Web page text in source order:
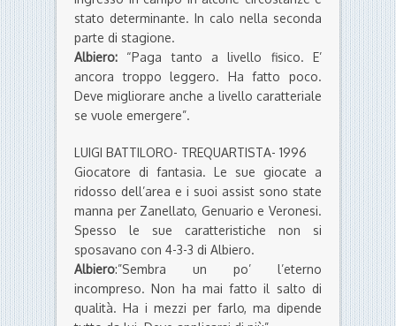
stato determinante. In calo nella seconda
parte di stagione.
Albiero: “Paga tanto a livello fisico. E’
ancora troppo leggero. Ha fatto poco.
Deve migliorare anche a livello caratteriale
se vuole emergere”.
LUIGI BATTILORO- TREQUARTISTA- 1996
Giocatore di fantasia. Le sue giocate a
ridosso dell’area e i suoi assist sono state
manna per Zanellato, Genuario e Veronesi.
Spesso le sue caratteristiche non si
sposavano con 4-3-3 di Albiero.
Albiero:”Sembra un po’ l’eterno
incompreso. Non ha mai fatto il salto di
qualità. Ha i mezzi per farlo, ma dipende